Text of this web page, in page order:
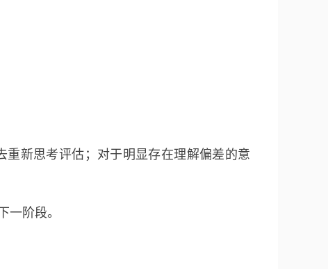
新思考评估；对于明显存在理解偏差的意
一阶段。